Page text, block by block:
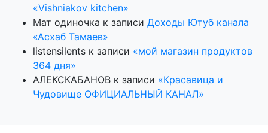
«Vishniakov kitchen»
Мат одиночка к записи Доходы Ютуб канала
«Асхаб Тамаев»
listensilents к записи «мой магазин продуктов
364 дня»
АЛЕКСКАБАНОВ к записи «Красавица и
Чудовище ОФИЦИАЛЬНЫЙ КАНАЛ»